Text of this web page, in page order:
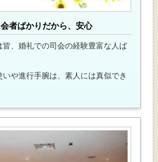
会者ばかりだから、安心
皆、婚礼での司会の経験豊富な人ば
や進行手腕は、素人には真似でき